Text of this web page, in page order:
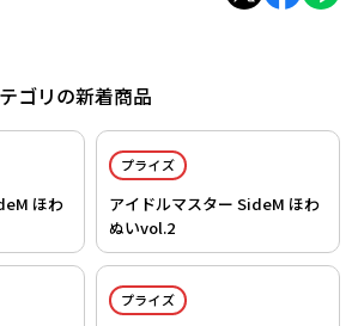
ゴリの新着商品
ほわ
プライズ
アイドルマスター SideM ほわ
ぬいvol.2
プライズ